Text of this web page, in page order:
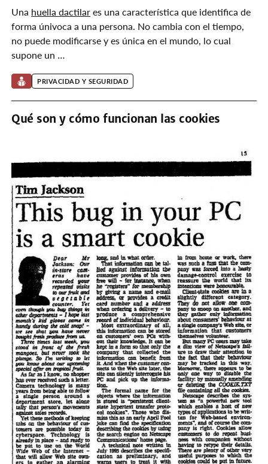
Una huella dactilar es una característica que identifica de
forma únivoca a una persona. No cambia con el tiempo,
no puede modificarse y es única en el mundo, lo cual
supone un …
PRIVACIDAD Y SEGURIDAD
Qué son y cómo funcionan las cookies